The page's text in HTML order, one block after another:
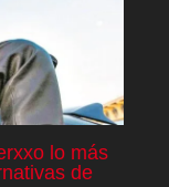
lo más
de